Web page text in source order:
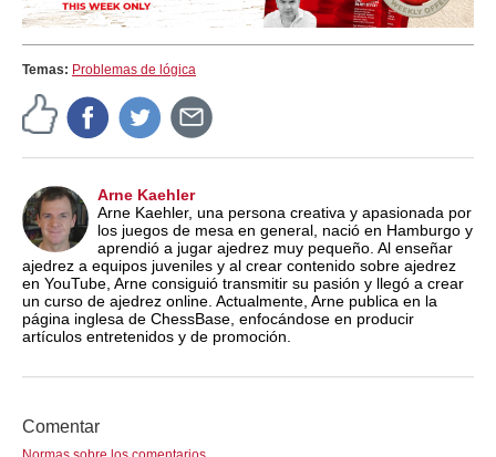
Temas: Problemas de lógica
Arne Kaehler
Arne Kaehler, una persona creativa y apasionada por
los juegos de mesa en general, nació en Hamburgo y
aprendió a jugar ajedrez muy pequeño. Al enseñar
ajedrez a equipos juveniles y al crear contenido sobre ajedrez
en YouTube, Arne consiguió transmitir su pasión y llegó a crear
un curso de ajedrez online. Actualmente, Arne publica en la
página inglesa de ChessBase, enfocándose en producir
artículos entretenidos y de promoción.
Comentar